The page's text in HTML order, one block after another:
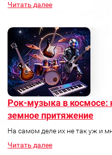
Читать далее
Рок‑музыка в космосе:
земное притяжение
На самом деле их не так уж и
Читать далее